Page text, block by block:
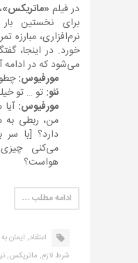
در فیلم «ماتریکس»
برای نخستین
نرم‌افزاری، مبارزه
خورد. در اینجا،
می‌شود که در ادامه
مورفیوس:
نئو: تو … تو
مورفیوس:
من، ربطی به
دارد؟ [با سر
می‌کنی
هواست؟
ادامه مطلب …
اعتقاد, ایمان
شرط لازم, ماتریکس,